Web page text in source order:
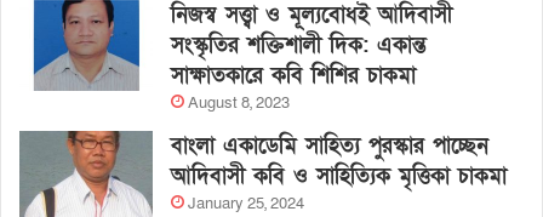
নিজস্ব সত্ত্বা ও মূল্যবোধই আদিবাসী
সংস্কৃতির শক্তিশালী দিক: একান্ত
সাক্ষাতকারে কবি শিশির চাকমা
August 8, 2023
বাংলা একাডেমি সাহিত্য পুরস্কার পাচ্ছেন
আদিবাসী কবি ও সাহিত্যিক মৃত্তিকা চাকমা
January 25, 2024